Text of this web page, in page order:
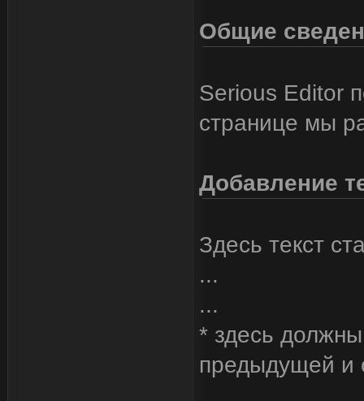
Общие
Serious Editor
странице мы
Добавление
Здесь текст
...
...
* здесь
предыдущей и